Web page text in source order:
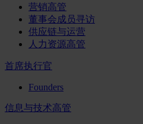
营销高管
董事会成员寻访
供应链与运营
人力资源高管
首席执行官
Founders
信息与技术高管